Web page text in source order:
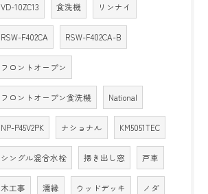
VD-10ZC13 食洗機 リンナイ
RSW-F402CA RSW-F402CA-B
フロントオープン
フロントオープン食洗機 National
NP-P45V2PK ナショナル KM5051TEC
シングル混合水栓 掃き出し窓 戸車
木工事 濡縁 ウッドデッキ ノダ